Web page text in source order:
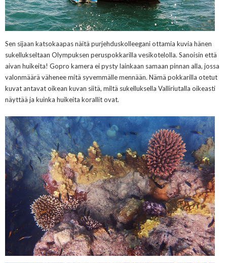
Sen sijaan katsokaapas näitä purjehduskolleegani ottamia kuvia hänen
sukellukseltaan Olympuksen peruspokkarilla vesikotelolla. Sanoisin että
aivan huikeita! Gopro kamera ei pysty lainkaan samaan pinnan alla, jossa
valonmäärä vähenee mitä syvemmälle mennään. Nämä pokkarilla otetut
kuvat antavat oikean kuvan siitä, miltä sukelluksella Valliriutalla oikeasti
näyttää ja kuinka huikeita korallit ovat.